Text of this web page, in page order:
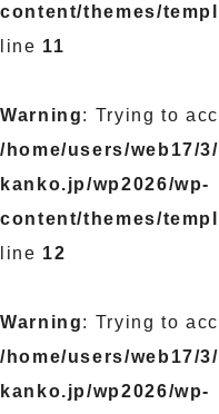
content/themes/
line 11
Warning: Trying to
/home/users/web17/
kanko.jp/wp2026/wp-
content/themes/
line 12
Warning: Trying to
/home/users/web17/
kanko.jp/wp2026/wp-